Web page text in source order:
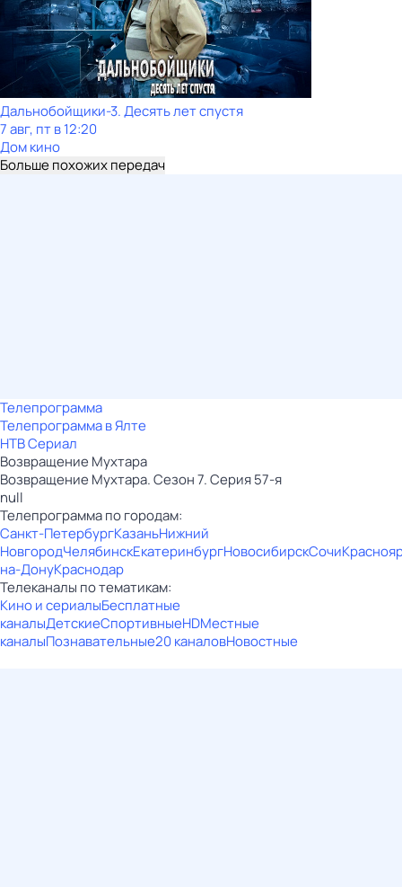
Дальнобойщики-3. Десять лет спустя
7 авг, пт в 12:20
Дом кино
Больше похожих передач
Телепрограмма
Телепрограмма в Ялте
НТВ Сериал
Возвращение Мухтара
Возвращение Мухтара. Сезон 7. Серия 57-я
null
Телепрограмма по городам:
Санкт-ПетербургКазаньНижний
НовгородЧелябинскЕкатеринбургНовосибирскСочи
на-ДонуКраснодар
Телеканалы по тематикам:
Кино и сериалыБесплатные
каналыДетскиеСпортивныеHDМестные
каналыПознавательные20 каналовНовостные